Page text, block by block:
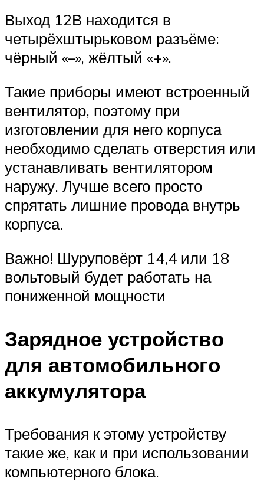
Выход 12В находится в
четырёхштырьковом разъёме:
чёрный «–», жёлтый «+».
Такие приборы имеют встроенный
вентилятор, поэтому при
изготовлении для него корпуса
необходимо сделать отверстия или
устанавливать вентилятором
наружу. Лучше всего просто
спрятать лишние провода внутрь
корпуса.
Важно! Шуруповёрт 14,4 или 18
вольтовый будет работать на
пониженной мощности
Зарядное устройство
для автомобильного
аккумулятора
Требования к этому устройству
такие же, как и при использовании
компьютерного блока.